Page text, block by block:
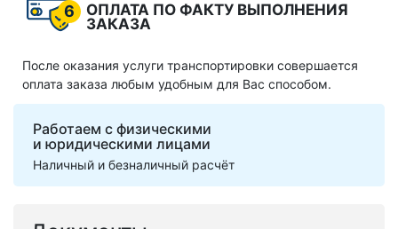
6
ОПЛАТА ПО ФАКТУ ВЫПОЛНЕНИЯ
ЗАКАЗА
После оказания услуги транспортировки совершается
оплата заказа любым удобным для Вас способом.
Работаем с физическими
и юридическими лицами
Наличный и безналичный расчёт